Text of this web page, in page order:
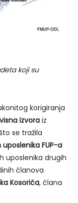
koji su
korigiranja
izvora iz
se tražila
FUP-a
uposlenika drugih
članova
Kosorića, člana